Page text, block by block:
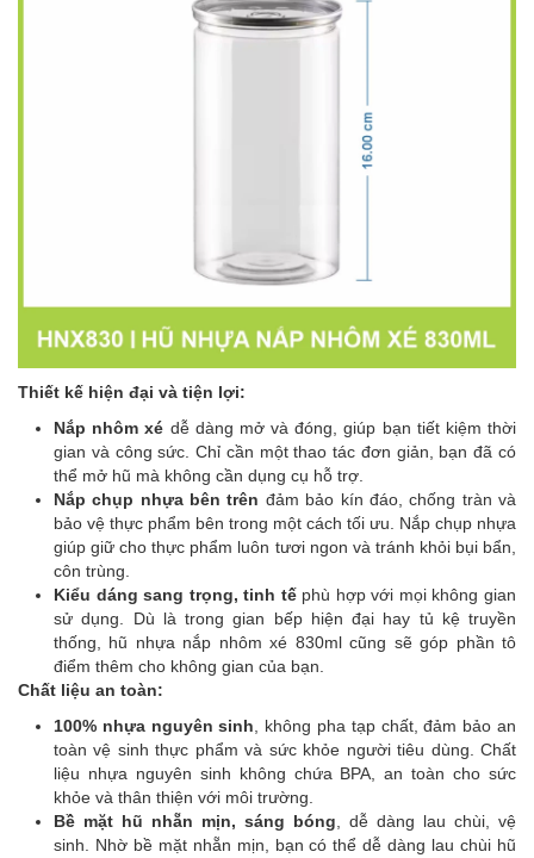
Thiết kế hiện đại và tiện lợi:
Nắp nhôm xé dễ dàng mở và đóng, giúp bạn tiết kiệm thời
gian và công sức. Chỉ cần một thao tác đơn giản, bạn đã có
thể mở hũ mà không cần dụng cụ hỗ trợ.
Nắp chụp nhựa bên trên đảm bảo kín đáo, chống tràn và
bảo vệ thực phẩm bên trong một cách tối ưu. Nắp chụp nhựa
giúp giữ cho thực phẩm luôn tươi ngon và tránh khỏi bụi bẩn,
côn trùng.
Kiểu dáng sang trọng, tinh tếphù hợp với mọi không gian
sử dụng. Dù là trong gian bếp hiện đại hay tủ kệ truyền
thống, hũ nhựa nắp nhôm xé 830ml cũng sẽ góp phần tô
điểm thêm cho không gian của bạn.
Chất liệu an toàn:
100% nhựa nguyên sinh, không pha tạp chất, đảm bảo an
toàn vệ sinh thực phẩm và sức khỏe người tiêu dùng. Chất
liệu nhựa nguyên sinh không chứa BPA, an toàn cho sức
khỏe và thân thiện với môi trường.
Bề mặt hũ nhẵn mịn, sáng bóng, dễ dàng lau chùi, vệ
sinh. Nhờ bề mặt nhẵn mịn, bạn có thể dễ dàng lau chùi hũ